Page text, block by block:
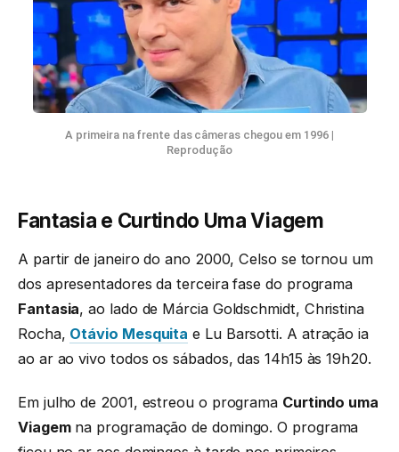
A primeira na frente das câmeras chegou em 1996 |
Reprodução
Fantasia e Curtindo Uma Viagem
A partir de janeiro do ano 2000, Celso se tornou um
dos apresentadores da terceira fase do programa
Fantasia, ao lado de Márcia Goldschmidt, Christina
Rocha, Otávio Mesquita e Lu Barsotti. A atração ia
ao ar ao vivo todos os sábados, das 14h15 às 19h20.
Em julho de 2001, estreou o programa Curtindo uma
Viagemna programação de domingo. O programa